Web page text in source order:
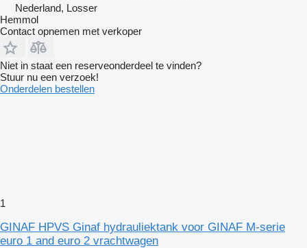
Nederland, Losser
Hemmol
Contact opnemen met verkoper
Niet in staat een reserveonderdeel te vinden?
Stuur nu een verzoek!
Onderdelen bestellen
1
GINAF HPVS Ginaf hydrauliektank voor GINAF M-serie
euro 1 and euro 2 vrachtwagen